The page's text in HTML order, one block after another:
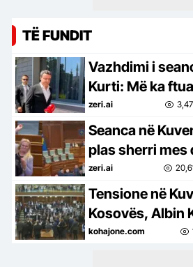
TË FUNDIT
Vazhdimi i
Kurti: Më ka
përgjigjem
zeri.ai
Seanca në
plas sherri mes
Kurti goditet me
zeri.ai
Tensione në
Kosovës, Albin
vezë
kohajone.com